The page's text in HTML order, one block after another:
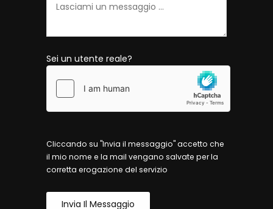
Sei un utente reale?
Cliccando su "Invia il messaggio" accetto che
il mio nome e la mail vengano salvate per la
corretta erogazione del servizio
Invia Il Messaggio